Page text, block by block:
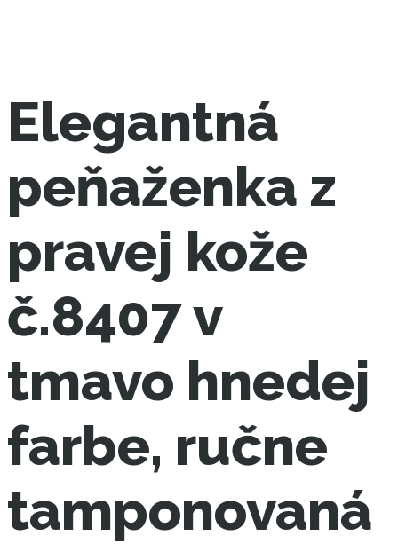
Elegantná
peňaženka z
pravej kože
č.8407 v
tmavo hnedej
farbe, ručne
tamponovaná